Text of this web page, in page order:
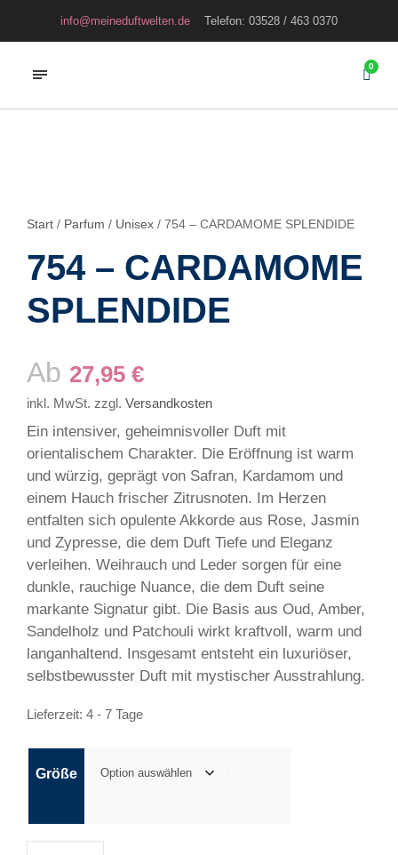
info@meineduftwelten.de Telefon: 03528 / 463 0370
0
Start / Parfum / Unisex / 754 – CARDAMOME SPLENDIDE
754 – CARDAMOME
SPLENDIDE
Ab 27,95 €
inkl. MwSt. zzgl. Versandkosten
Ein intensiver, geheimnisvoller Duft mit
orientalischem Charakter. Die Eröffnung ist warm
und würzig, geprägt von Safran, Kardamom und
einem Hauch frischer Zitrusnoten. Im Herzen
entfalten sich opulente Akkorde aus Rose, Jasmin
und Zypresse, die dem Duft Tiefe und Eleganz
verleihen. Weihrauch und Leder sorgen für eine
dunkle, rauchige Nuance, die dem Duft seine
markante Signatur gibt. Die Basis aus Oud, Amber,
Sandelholz und Patchouli wirkt kraftvoll, warm und
langanhaltend. Insgesamt entsteht ein luxuriöser,
selbstbewusster Duft mit mystischer Ausstrahlung.
Lieferzeit: 4 - 7 Tage
Größe